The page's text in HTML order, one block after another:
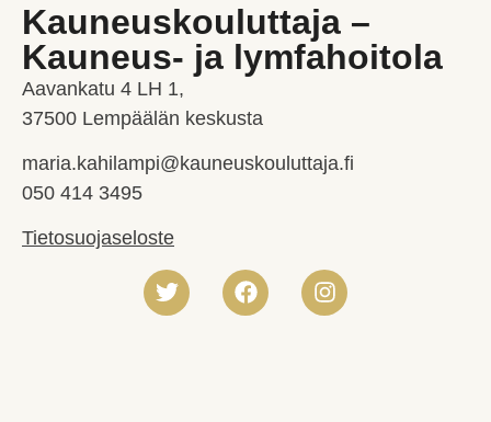
Kauneuskouluttaja –
Kauneus- ja lymfahoitola
Aavankatu 4 LH 1,
37500 Lempäälän keskusta
maria.kahilampi@kauneuskouluttaja.fi
050 414 3495
Tietosuojaseloste